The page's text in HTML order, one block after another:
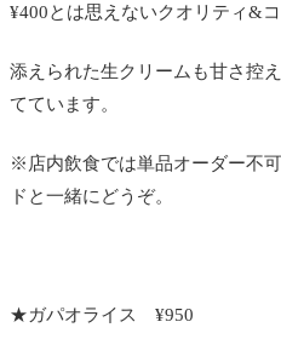
¥400とは思えないクオリティ&
添えられた生クリームも甘さ控
てています。
※店内飲食では単品オーダー不
ドと一緒にどうぞ。
★ガパオライス ¥950